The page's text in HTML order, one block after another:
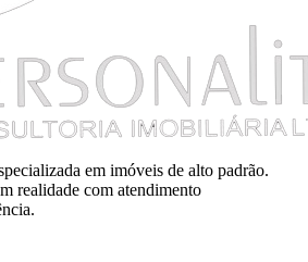
em imóveis de alto padrão.
realidade com atendimento